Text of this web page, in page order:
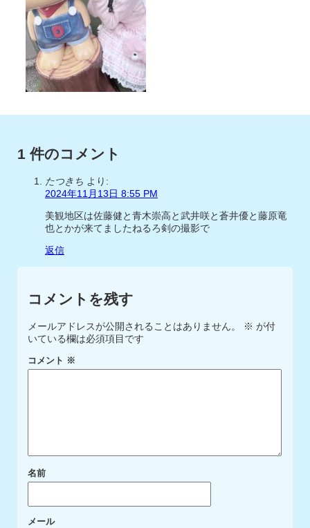
1 件のコメント
たつきち より:
2024年11月13日 8:55 PM
美観地区は佐藤健と青木崇高と武井咲と蒼井優と藤原竜
也とかが来てましたねるろ剣の撮影で
返信
コメントを残す
メールアドレスが公開されることはありません。 ※ が付
いている欄は必須項目です
コメント ※
名前
メール